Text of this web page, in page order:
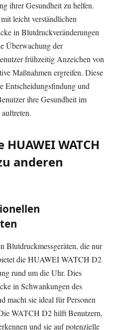
ihrer Gesundheit zu helfen.
leicht verständlichen
in Blutdruckveränderungen
Überwachung der
frühzeitig Anzeichen von
Maßnahmen ergreifen. Diese
Entscheidungsfindung und
ihre Gesundheit im
WATCH
anderen
Blutdruckmessgeräten, die nur
die HUAWEI WATCH D2
rund um die Uhr. Dies
in Schwankungen des
macht sie ideal für Personen
WATCH D2 hilft Benutzern,
und sie auf potenzielle